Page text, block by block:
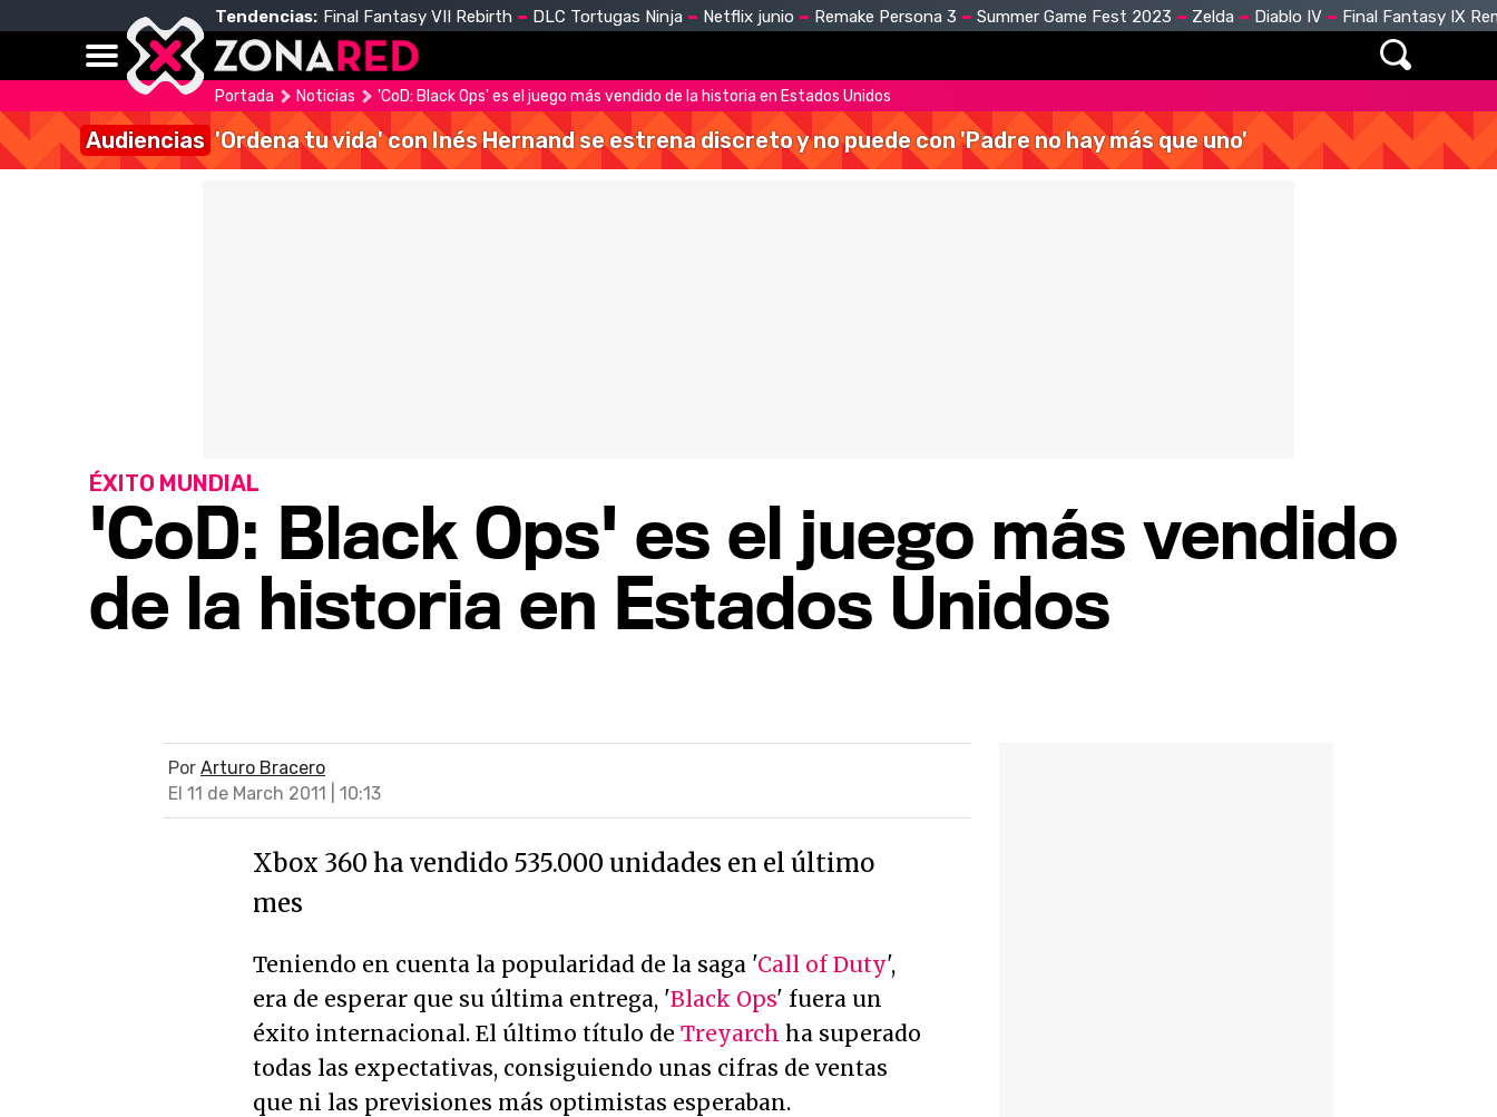
Tendencias: Final Fantasy VII Rebirth DLC Tortugas Ninja Netflix junio Remake Persona 3 Summer Game Fest 2023 Zelda Diablo IV Final Fantasy IX
Portada Noticias 'CoD: Black Ops' es el juego más vendido de la historia en Estados Unidos
Audiencias 'Ordena tu vida' con Inés Hernand se estrena discreto y no puede con 'Padre no hay más que uno'
'CoD: Black Ops' es el juego más vendido
de la historia en Estados Unidos
ÉXITO MUNDIAL
Por Arturo Bracero
El 11 de March 2011 | 10:13
Xbox 360 ha vendido 535.000 unidades en el último
mes
Teniendo en cuenta la popularidad de la saga 'Call of Duty',
era de esperar que su última entrega, 'Black Ops' fuera un
éxito internacional. El último título de Treyarch ha superado
todas las expectativas, consiguiendo unas cifras de ventas
que ni las previsiones más optimistas esperaban.